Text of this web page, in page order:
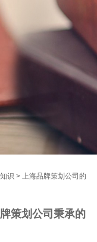
识 > 上海品牌策划公司的
策划公司秉承的